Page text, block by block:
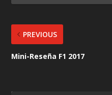
PREVIOUS
Mini-Reseña F1 2017